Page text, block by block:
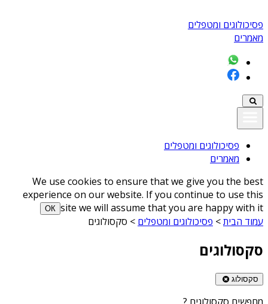
פסיכולוגים ומטפלים
מאמרים
פסיכולוגים ומטפלים
מאמרים
We use cookies to ensure that we give you the best
experience on our website. If you continue to use this
site we will assume that you are happy with it
ОК
עמוד הבית> פסיכולוגים ומטפלים > סקסולוגים
סקסולוגים
סקסולוג